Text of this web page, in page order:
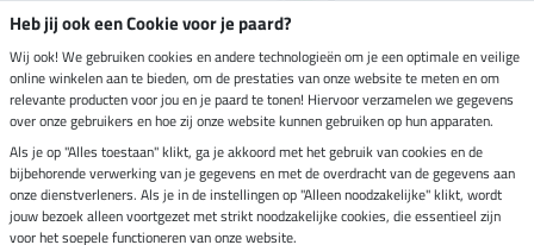
Verzending per
Veilig betalen met
Heb jij ook een Cookie voor je paard?
Wij ook! We gebruiken cookies en andere technologieën om je een optimale en veilige
online winkelen aan te bieden, om de prestaties van onze website te meten en om
relevante producten voor jou en je paard te tonen! Hiervoor verzamelen we gegevens
over onze gebruikers en hoe zij onze website kunnen gebruiken op hun apparaten.
Als je op "Alles toestaan" klikt, ga je akkoord met het gebruik van cookies en de
bijbehorende verwerking van je gegevens en met de overdracht van de gegevens aan
onze dienstverleners. Als je in de instellingen op "Alleen noodzakelijke" klikt, wordt
jouw bezoek alleen voortgezet met strikt noodzakelijke cookies, die essentieel zijn
voor het soepele functioneren van onze website.